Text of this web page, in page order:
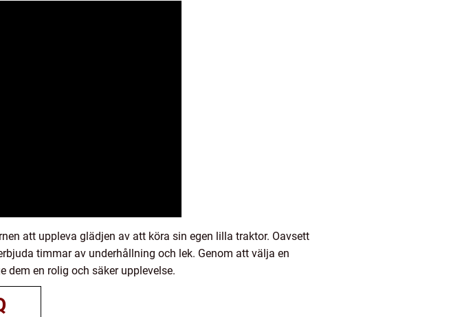
att uppleva glädjen av att köra sin egen lilla traktor. Oavsett
timmar av underhållning och lek. Genom att välja en
dem en rolig och säker upplevelse.